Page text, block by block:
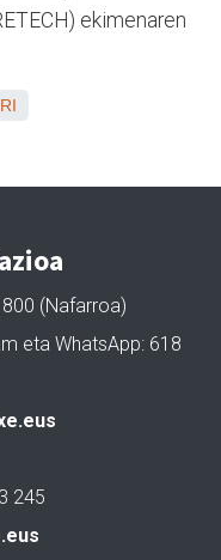
ekimenaren
(Nafarroa)
eta WhatsApp: 618
245